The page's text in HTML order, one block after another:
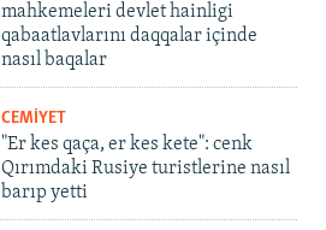
mahkemeleri devlet hainligi
qabaatlavlarını daqqalar içinde
nasıl baqalar
CEMİYET
"Er kes qaça, er kes kete": cenk
Qırımdaki Rusiye turistlerine nasıl
barıp yetti